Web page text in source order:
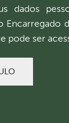
dados
pode ser